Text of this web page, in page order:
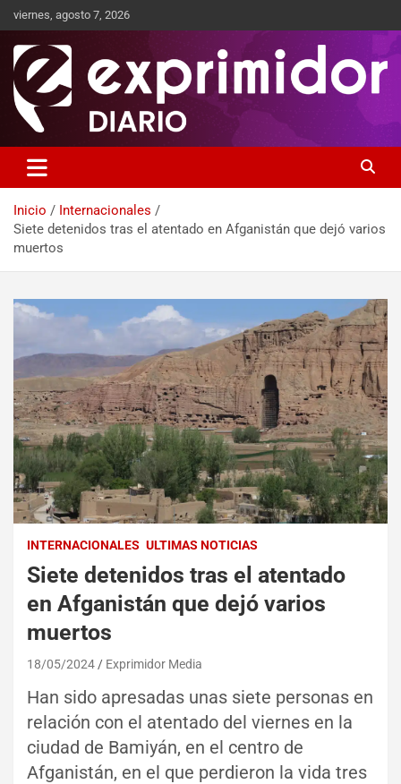
viernes, agosto 7, 2026
Exprimidor media
Inicio
Internacionales
Siete detenidos tras el atentado en Afganistán que dejó varios
muertos
INTERNACIONALES ULTIMAS NOTICIAS
Siete detenidos tras el atentado
en Afganistán que dejó varios
muertos
18/05/2024 Exprimidor Media
Han sido apresadas unas siete personas en
relación con el atentado del viernes en la
ciudad de Bamiyán, en el centro de
Afganistán, en el que perdieron la vida tres